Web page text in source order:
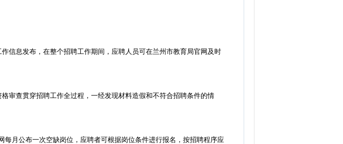
息发布，在整个招聘工作期间，应聘人员可在兰州市教育局官网及时
查贯穿招聘工作全过程，一经发现材料造假和不符合招聘条件的情
公布一次空缺岗位，应聘者可根据岗位条件进行报名，按招聘程序应